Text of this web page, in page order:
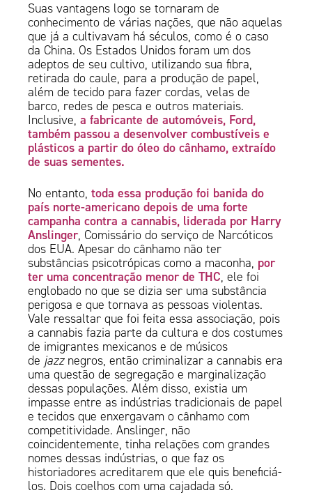
Suas vantagens logo se tornaram de
conhecimento de várias nações, que não aquelas
que já a cultivavam há séculos, como é o caso
da China. Os Estados Unidos foram um dos
adeptos de seu cultivo, utilizando sua fibra,
retirada do caule, para a produção de papel,
além de tecido para fazer cordas, velas de
barco, redes de pesca e outros materiais.
Inclusive,a fabricante de automóveis, Ford,
também passou a desenvolver combustíveis e
plásticos a partir do óleo do cânhamo, extraído
de suas sementes.
No entanto,toda essa produção foi banida do
país norte-americano depois de uma forte
campanha contra a cannabis, liderada por Harry
Anslinger, Comissário do serviço de Narcóticos
dos EUA. Apesar do cânhamo não ter
substâncias psicotrópicas como a maconha, por
ter uma concentração menor de THC, ele foi
englobado no que se dizia ser uma substância
perigosa e que tornava as pessoas violentas.
Vale ressaltar que foi feita essa associação, pois
a cannabis fazia parte da cultura e dos costumes
de imigrantes mexicanos e de músicos
de jazznegros, então criminalizar a cannabis era
uma questão de segregação e marginalização
dessas populações. Além disso, existia um
impasse entre as indústrias tradicionais de papel
e tecidos que enxergavam o cânhamo com
competitividade. Anslinger, não
coincidentemente, tinha relações com grandes
nomes dessas indústrias, o que faz os
historiadores acreditarem que ele quis beneficiá-
los. Dois coelhos com uma cajadada só.